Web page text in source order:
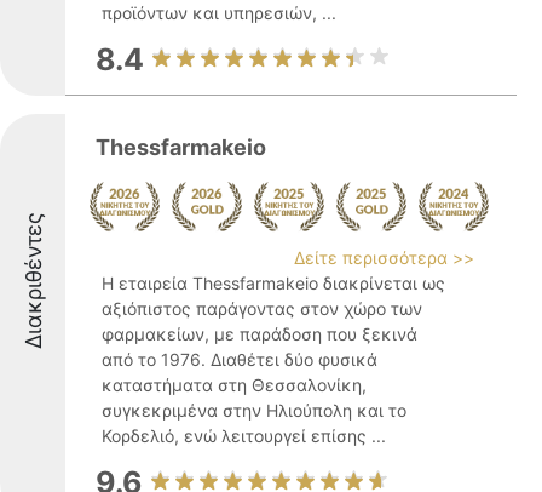
προϊόντων και υπηρεσιών, ...
8.4
Διακριθέντες
Thessfarmakeio
Δείτε περισσότερα >>
Η εταιρεία Thessfarmakeio διακρίνεται ως
αξιόπιστος παράγοντας στον χώρο των
φαρμακείων, με παράδοση που ξεκινά
από το 1976. Διαθέτει δύο φυσικά
καταστήματα στη Θεσσαλονίκη,
συγκεκριμένα στην Ηλιούπολη και το
Κορδελιό, ενώ λειτουργεί επίσης ...
9.6